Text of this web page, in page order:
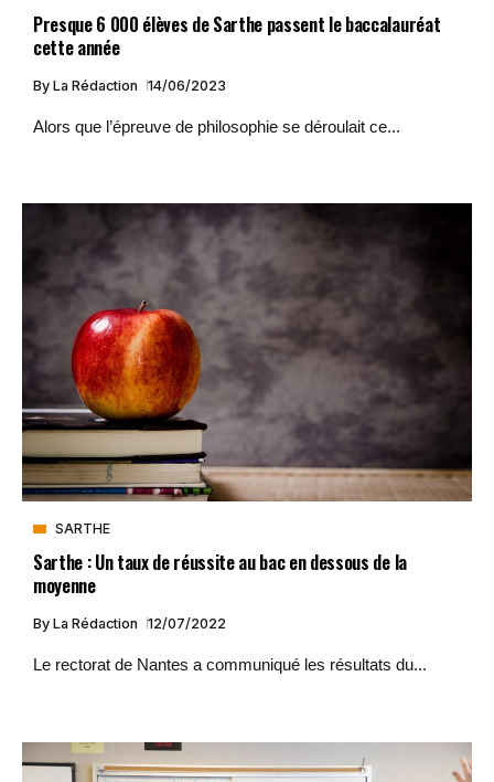
Presque 6 000 élèves de Sarthe passent le baccalauréat
cette année
By La Rédaction 14/06/2023
Alors que l’épreuve de philosophie se déroulait ce...
SARTHE
Sarthe : Un taux de réussite au bac en dessous de la
moyenne
By La Rédaction 12/07/2022
Le rectorat de Nantes a communiqué les résultats du...